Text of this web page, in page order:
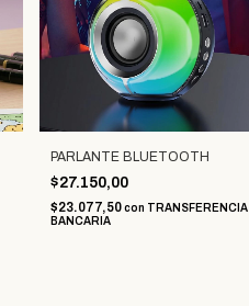
PARLANTE BLUETOOTH
$27.150,00
$23.077,50con TRANSFERENCIA
BANCARIA